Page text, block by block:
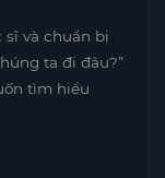
sĩ và chuẩn bị
ta đi đâu?”
tìm hiểu